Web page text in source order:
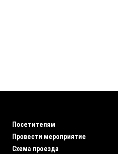
Посетителям
Провести мероприятие
Схема проезда